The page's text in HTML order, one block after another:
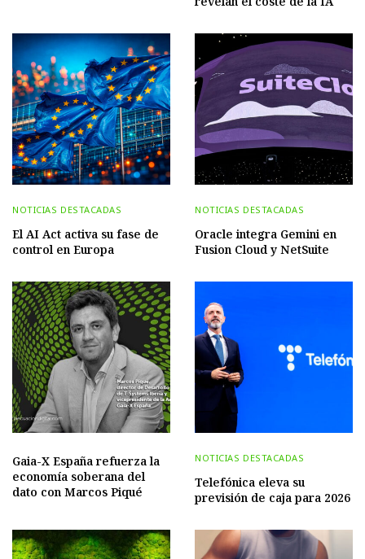
NOTICIAS DESTACADAS
El AI Act activa su fase de
control en Europa
NOTICIAS DESTACADAS
Oracle integra Gemini en
Fusion Cloud y NetSuite
Gaia-X España refuerza la
economía soberana del
dato con Marcos Piqué
NOTICIAS DESTACADAS
Telefónica eleva su
previsión de caja para 2026